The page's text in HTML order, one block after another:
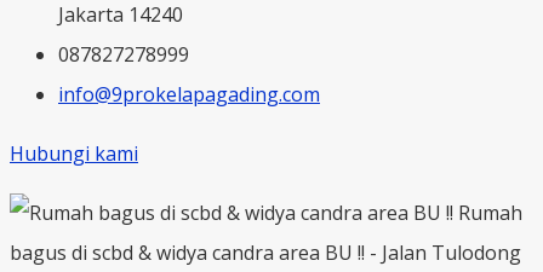
Jakarta 14240
087827278999
info@9prokelapagading.com
Hubungi kami
Rumah
bagus di scbd & widya candra area BU !! - Jalan Tulodong